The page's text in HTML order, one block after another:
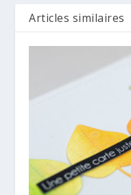
Articles similaires